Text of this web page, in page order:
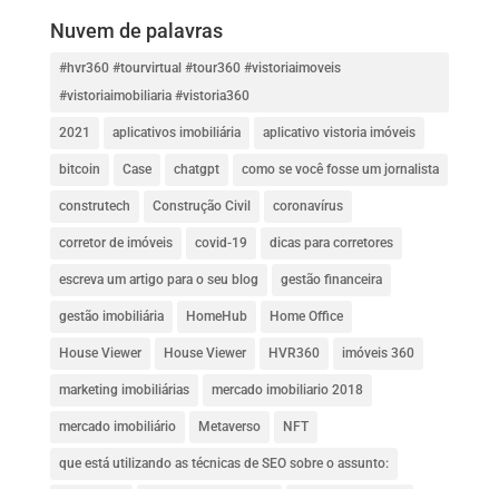
Nuvem de palavras
#hvr360 #tourvirtual #tour360 #vistoriaimoveis
#vistoriaimobiliaria #vistoria360
2021 aplicativos imobiliária aplicativo vistoria imóveis
bitcoin Case chatgpt como se você fosse um jornalista
construtech Construção Civil coronavírus
corretor de imóveis covid-19 dicas para corretores
escreva um artigo para o seu blog gestão financeira
gestão imobiliária HomeHub Home Office
House Viewer House Viewer HVR360 imóveis 360
marketing imobiliárias mercado imobiliario 2018
mercado imobiliário Metaverso NFT
que está utilizando as técnicas de SEO sobre o assunto: